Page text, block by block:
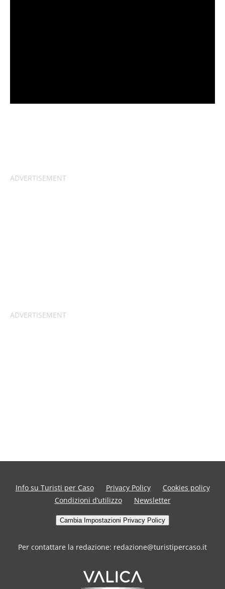
Info su Turisti per Caso Privacy Policy
Cookies policy
Condizioni d’utilizzo
Newsletter
Cambia Impostazioni Privacy Policy
Per contattare la redazione: redazione@turistipercaso.it